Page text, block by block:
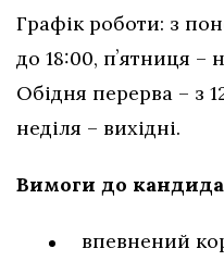
Графік роботи: з
до 18:00, пʼятниця
Обідня перерва – з
неділя – вихідні.
Вимоги до
впевнений